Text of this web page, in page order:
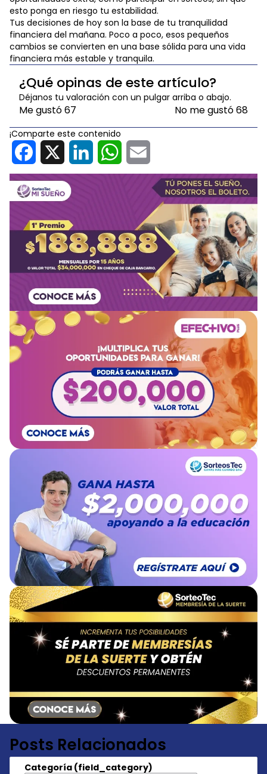
esto ponga en riesgo tu estabilidad.
Tus decisiones de hoy son la base de tu tranquilidad
financiera del mañana. Poco a poco, esos pequeños
cambios se convierten en una base sólida para una vida
financiera más estable y tranquila.
¿Qué opinas de este artículo?
Déjanos tu valoración con un pulgar arriba o abajo.
Me gustó67 No me gustó68
¡Comparte este contenido
Facebook LinkedInWhatsApp
Posts Relacionados
Categoría (field_category)